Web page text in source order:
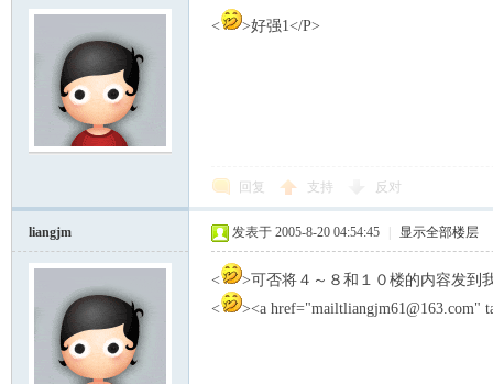
< >好强1</P>
回复 支持 反对
liangjm 发表于 2005-8-20 04:54:45 显示全部楼层
<
>可否将４～８和１０楼的内容发到
<
><a href="mailtliangjm61@163.com"